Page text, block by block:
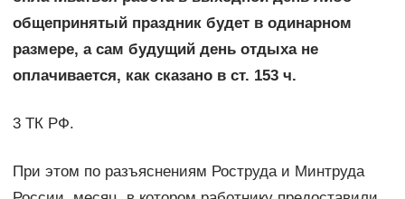
общепринятый праздник будет в одинарном
размере, а сам будущий день отдыха не
оплачивается, как сказано в ст. 153 ч.
3 ТК РФ.
При этом по разъяснениям Роструда и Минтруда